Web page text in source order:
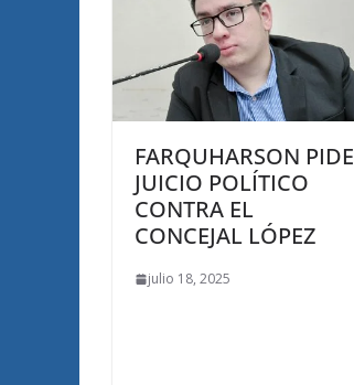
FARQUHARSON PIDE
JUICIO POLÍTICO
CONTRA EL
CONCEJAL LÓPEZ
julio 18, 2025